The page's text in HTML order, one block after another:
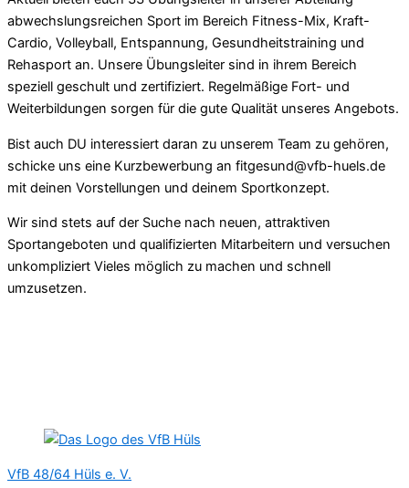
abwechslungsreichen Sport im Bereich Fitness-Mix, Kraft-
Cardio, Volleyball, Entspannung, Gesundheitstraining und
Rehasport an. Unsere Übungsleiter sind in ihrem Bereich
speziell geschult und zertifiziert. Regelmäßige Fort- und
Weiterbildungen sorgen für die gute Qualität unseres Angebots.
Bist auch DU interessiert daran zu unserem Team zu gehören,
schicke uns eine Kurzbewerbung an fitgesund@vfb-huels.de
mit deinen Vorstellungen und deinem Sportkonzept.
Wir sind stets auf der Suche nach neuen, attraktiven
Sportangeboten und qualifizierten Mitarbeitern und versuchen
unkompliziert Vieles möglich zu machen und schnell
umzusetzen.
VfB 48/64 Hüls e. V.